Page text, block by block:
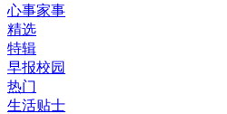
心事家事
精选
特辑
早报校园
热门
生活贴士